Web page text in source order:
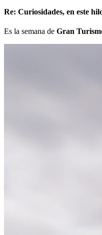
Re: Curiosidades, en este
Es la semana de Gran